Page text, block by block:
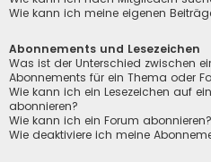
Wie kann ich meine eigenen
Abonnements und Lesezeichen
Was ist der Unterschied zwischen
Abonnements für ein Thema oder
Wie kann ich ein Lesezeichen auf
abonnieren?
Wie kann ich ein Forum abonnieren?
Wie deaktiviere ich meine